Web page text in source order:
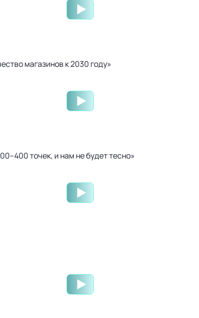
магазинов к 2030 году»
точек, и нам не будет тесно»